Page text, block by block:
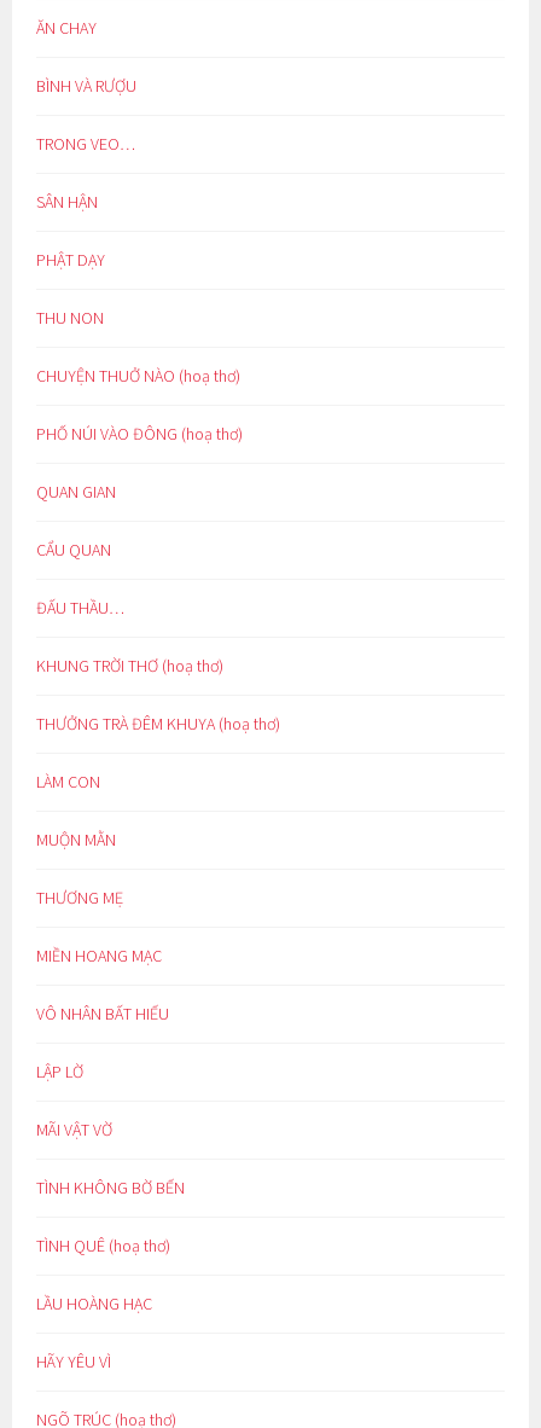
ĂN CHAY
BÌNH VÀ RƯỢU
TRONG VEO…
SÂN HẬN
PHẬT DẠY
THU NON
CHUYỆN THUỞ NÀO (hoạ thơ)
PHỐ NÚI VÀO ĐÔNG (hoạ thơ)
QUAN GIAN
CẨU QUAN
ĐẤU THẦU…
KHUNG TRỜI THƠ (hoạ thơ)
THƯỞNG TRÀ ĐÊM KHUYA (hoạ thơ)
LÀM CON
MUỘN MẰN
THƯƠNG MẸ
MIỀN HOANG MẠC
VÔ NHÂN BẤT HIẾU
LẬP LỜ
MÃI VẬT VỜ
TÌNH KHÔNG BỜ BẾN
TÌNH QUÊ (hoạ thơ)
LẦU HOÀNG HẠC
HÃY YÊU VÌ
NGÕ TRÚC (hoạ thơ)